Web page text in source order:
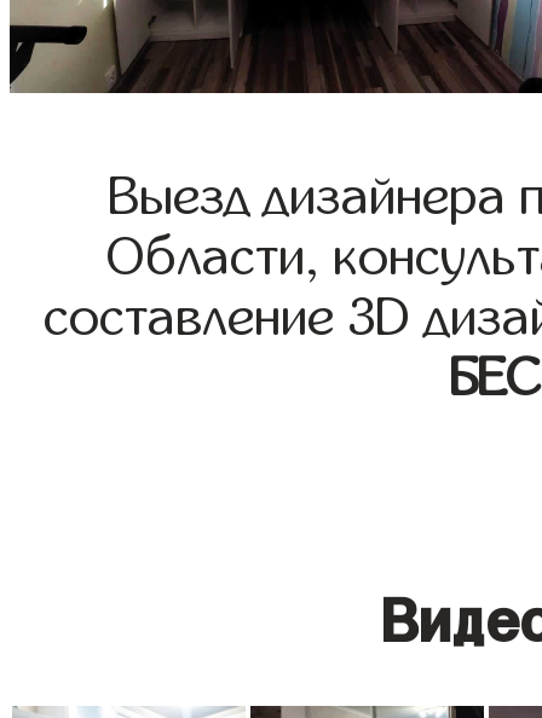
Выезд дизайнера
Области,
составление 3D